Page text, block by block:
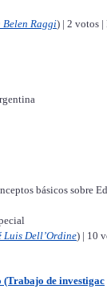
Raggi) | 2 votos |
básicos sobre
Luis Dell’Ordine) | 10
(Trabajo de investigac